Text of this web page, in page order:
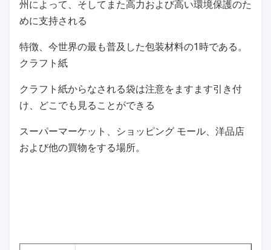
州によって、そしてまた高力および高い環境保護のた
めに支持される
特徴、今世界の最も普及した包装材料の1時である。
クラフト紙
クラフト紙からなされる袋は注意をますます引き付
け、どこでも見ることができる
スーパーマーケット、ショッピング モール、洋品店
および他の買物をする場所。